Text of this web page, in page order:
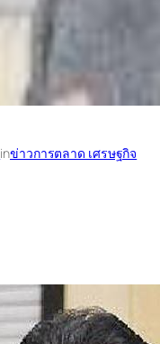
inข่าวการตลาด เศรษฐกิจ